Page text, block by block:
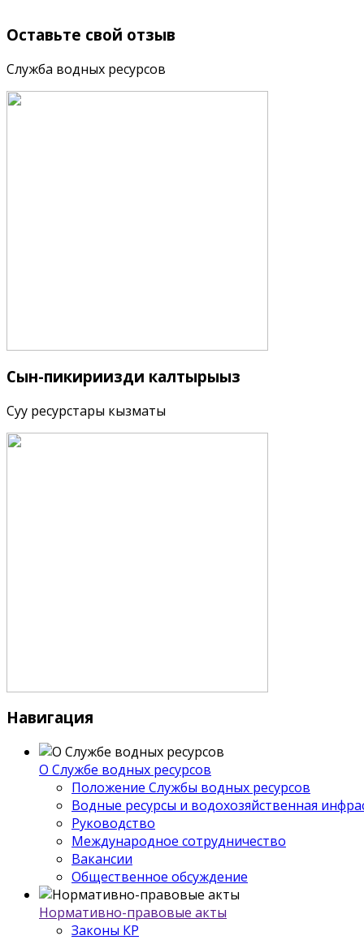
Оставьте свой отзыв
Служба водных ресурсов
Сын-пикириңизди калтырыңыз
Суу ресурстары кызматы
Навигация
О Службе водных ресурсов
Положение Службы водных ресурсов
Водные ресурсы и водохозяйственная
Руководство
Международное сотрудничество
Вакансии
Общественное обсуждение
Нормативно-правовые акты
Законы КР